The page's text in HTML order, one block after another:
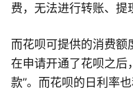
费，无法进行转账、提
而花呗可提供的消费额
在申请开通了花呗之后
款”。而花呗的日利率